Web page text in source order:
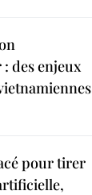
des enjeux
pour tirer